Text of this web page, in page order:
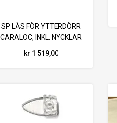
SP LÅS FÖR YTTERDÖRR
CARALOC, INKL. NYCKLAR
kr 1 519,00